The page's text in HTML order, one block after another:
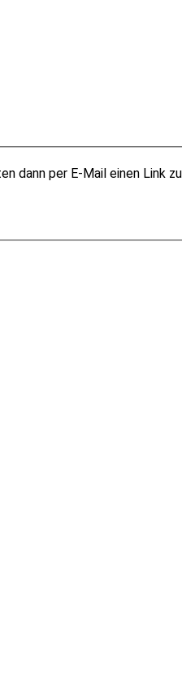
dann per E-Mail einen Link